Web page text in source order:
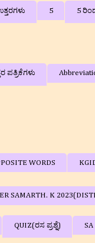
5 5
ಪತ್ರಿಕೆಗಳು
WORDS
SAMARTH. K
QUIZ(ರಸ ಪ್ರಶ್ನೆ)